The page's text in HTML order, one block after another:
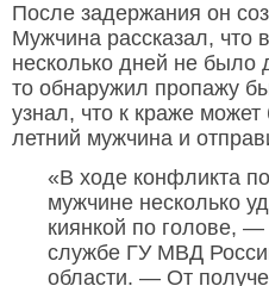
После задержания он
Мужчина рассказал, что
несколько дней не было
то обнаружил пропажу
узнал, что к краже
летний мужчина и
«В ходе конфликта
мужчине несколько
киянкой по голове, —
службе ГУ МВД
области. — От